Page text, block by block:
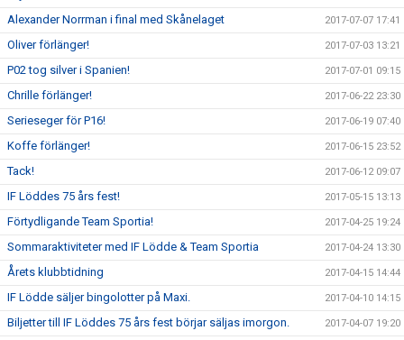
Alexander Norrman i final med Skånelaget 2017-07-07 17:41
Oliver förlänger! 2017-07-03 13:21
P02 tog silver i Spanien! 2017-07-01 09:15
Chrille förlänger! 2017-06-22 23:30
Serieseger för P16! 2017-06-19 07:40
Koffe förlänger! 2017-06-15 23:52
Tack! 2017-06-12 09:07
IF Löddes 75 års fest! 2017-05-15 13:13
Förtydligande Team Sportia! 2017-04-25 19:24
Sommaraktiviteter med IF Lödde & Team Sportia 2017-04-24 13:30
Årets klubbtidning 2017-04-15 14:44
IF Lödde säljer bingolotter på Maxi. 2017-04-10 14:15
Biljetter till IF Löddes 75 års fest börjar säljas imorgon. 2017-04-07 19:20